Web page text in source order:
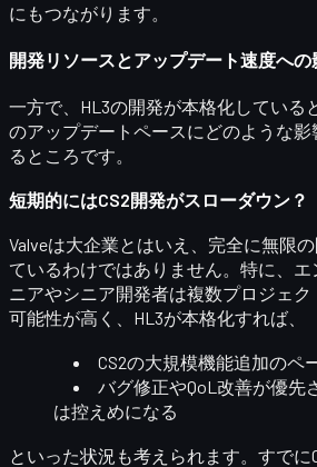
にもつながります。
開発リソースとアップデート速度への
一方で、HL3の開発が本格化している
のアップデートペースにどのような
るところです。
短期的にはCS2開発がスローダウン？
Valveは大企業とはいえ、完全に無限
ているわけではありません。特に、
ニアやシニア開発者は複数プロジェ
可能性が高く、HL3が本格化すれば、
CS2の大規模機能追加のペ
バグ修正やQoL改善が優先
は控えめになる
といった状況も考えられます。すでに